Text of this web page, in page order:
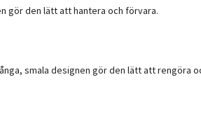
gör den lätt att hantera och förvara.
smala designen gör den lätt att rengöra